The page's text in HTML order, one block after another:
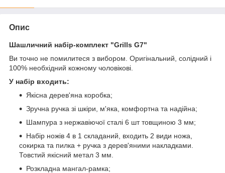
Опис
Шашличний набір-комплект "Grills G7"
Ви точно не помилитеся з вибором. Оригінальний, солідний і
100% необхідний кожному чоловікові.
У набір входить:
Якісна дерев'яна коробка;
Зручна ручка зі шкіри, м'яка, комфортна та надійна;
Шампура з нержавіючої сталі 6 шт товщиною 3 мм;
Набір ножів 4 в 1 складаний, входить 2 види ножа,
сокирка та пилка + ручка з дерев'яними накладками.
Товстий якісний метал 3 мм.
Розкладна мангал-рамка;